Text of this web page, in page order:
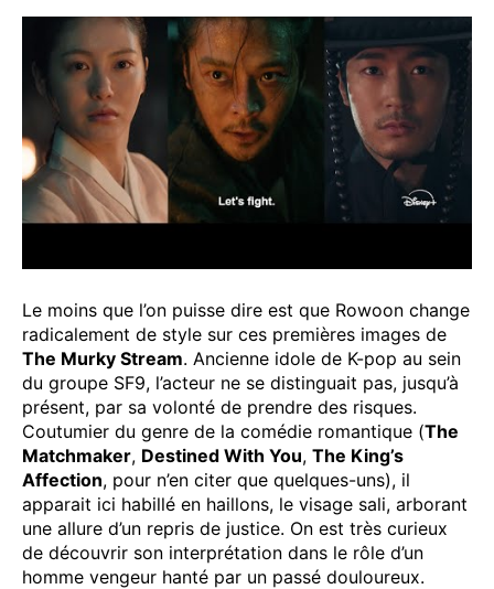
Le moins que l’on puisse dire est que Rowoon change
radicalement de style sur ces premières images de
The Murky Stream. Ancienne idole de K-pop au sein
du groupe SF9, l’acteur ne se distinguait pas, jusqu’à
présent, par sa volonté de prendre des risques.
Coutumier du genre de la comédie romantique (The
Matchmaker, Destined With You, The King’s
Affection, pour n’en citer que quelques-uns), il
apparait ici habillé en haillons, le visage sali, arborant
une allure d’un repris de justice. On est très curieux
de découvrir son interprétation dans le rôle d’un
homme vengeur hanté par un passé douloureux.